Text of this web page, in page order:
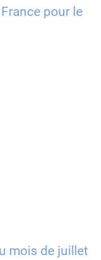
pour le
mois de juillet